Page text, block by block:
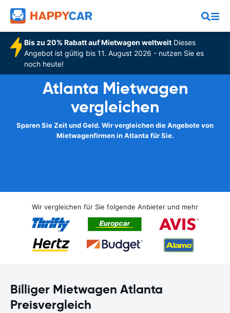
Bis zu 20% Rabatt auf Mietwagen weltweitDieses
Angebot ist gültig bis 11. August 2026 - nutzen Sie es
noch heute!
Atlanta Mietwagen
vergleichen
Sparen Sie Zeit und Geld. Wir vergleichen die Angebote von
Mietwagenfirmen in Atlanta für Sie.
Wir vergleichen für Sie folgende Anbieter und mehr
Billiger Mietwagen Atlanta
Preisvergleich